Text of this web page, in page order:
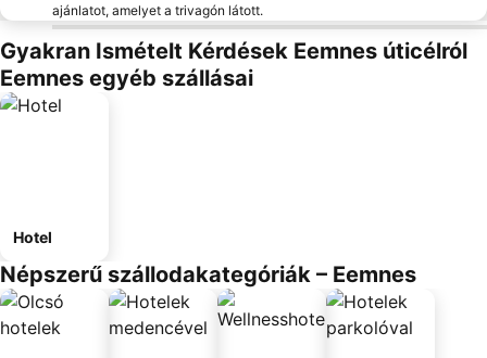
ajánlatot, amelyet a trivagón látott.
Gyakran Ismételt Kérdések Eemnes úticélról
Eemnes egyéb szállásai
Hotel
Népszerű szállodakategóriák – Eemnes